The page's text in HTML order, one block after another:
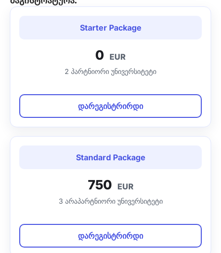
Starter Package
0 EUR
2 პარტნიორი უნივერსიტეტი
დარეგისტრირდი
Standard Package
750 EUR
3 არაპარტნიორი უნივერსიტეტი
დარეგისტრირდი